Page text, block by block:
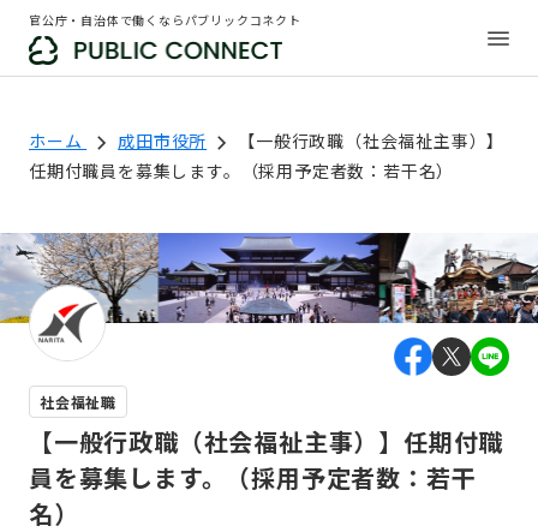
官公庁・自治体で働くならパブリックコネクト
ホーム 成田市役所
【一般行政職（社会福祉主事）】
任期付職員を募集します。（採用予定者数：若干名）
社会福祉職
【一般行政職（社会福祉主事）】任期付職
員を募集します。（採用予定者数：若干
名）